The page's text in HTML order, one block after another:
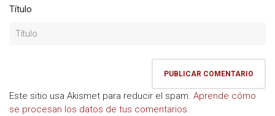
Título
Este sitio usa Akismet para reducir el spam. Aprende cómo
se procesan los datos de tus comentarios.